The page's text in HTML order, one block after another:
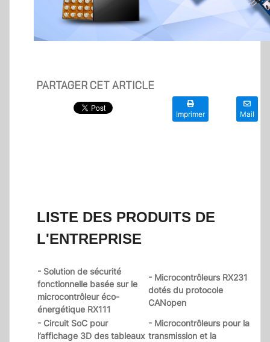
PARTAGER CET ARTICLE
Imprimer Mail
LISTE DES PRODUITS DE
L'ENTREPRISE
- Solution de sécurité
fonctionnelle basée sur le
microcontrôleur éco-
énergétique RX111
- Microcontrôleurs RX231
dotés du protocole
CANopen
- Circuit SoC pour
l’affichage 3D des tableaux
- Microcontrôleurs pour la
transmission et la